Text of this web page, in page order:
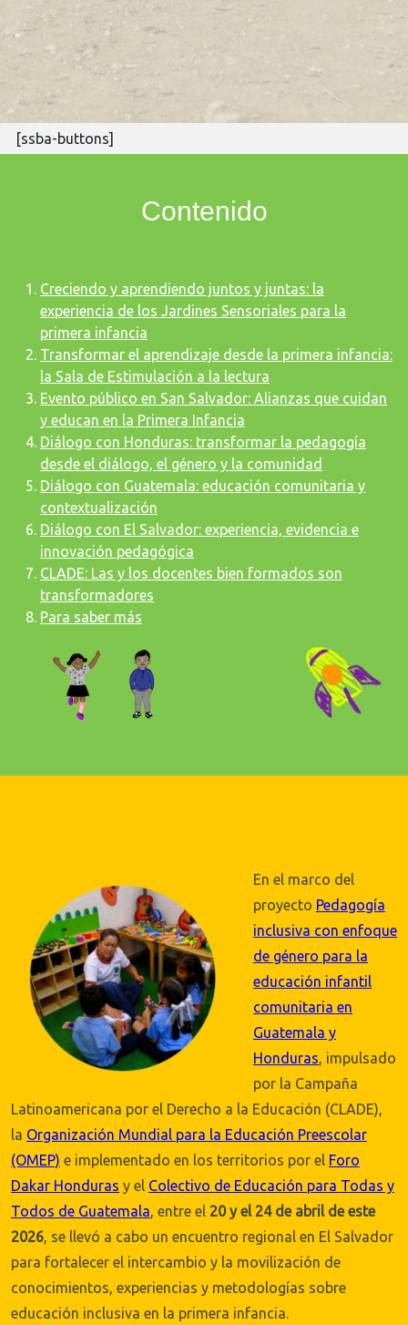
[ssba-buttons]
Contenido
Creciendo y aprendiendo juntos y juntas: la
experiencia de los Jardines Sensoriales para la
primera infancia
Transformar el aprendizaje desde la primera infancia:
la Sala de Estimulación a la lectura
Evento público en San Salvador: Alianzas que cuidan
y educan en la Primera Infancia
Diálogo con Honduras: transformar la pedagogía
desde el diálogo, el género y la comunidad
Diálogo con Guatemala: educación comunitaria y
contextualización
Diálogo con El Salvador: experiencia, evidencia e
innovación pedagógica
CLADE: Las y los docentes bien formados son
transformadores
Para saber más
En el marco del
proyecto Pedagogía
inclusiva con enfoque
de género para la
educación infantil
comunitaria en
Guatemala y
Honduras, impulsado
por la Campaña
Latinoamericana por el Derecho a la Educación (CLADE),
la Organización Mundial para la Educación Preescolar
(OMEP) e implementado en los territorios por el Foro
Dakar Honduras y el Colectivo de Educación para Todas y
Todos de Guatemala, entre el 20 y el 24 de abril de este
2026, se llevó a cabo un encuentro regional en El Salvador
para fortalecer el intercambio y la movilización de
conocimientos, experiencias y metodologías sobre
educación inclusiva en la primera infancia.